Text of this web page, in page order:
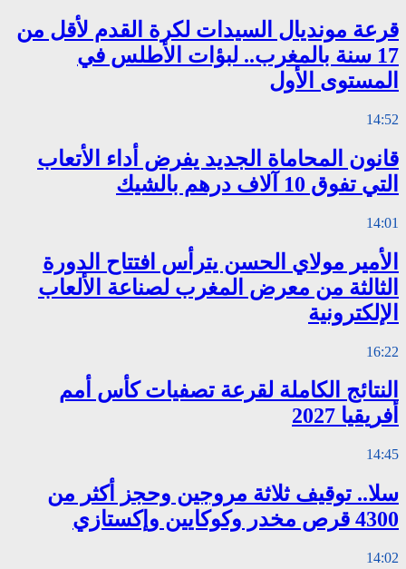
قرعة مونديال السيدات لكرة القدم لأقل من
17 سنة بالمغرب.. لبؤات الأطلس في
المستوى الأول
14:52
قانون المحاماة الجديد يفرض أداء الأتعاب
التي تفوق 10 آلاف درهم بالشيك
14:01
الأمير مولاي الحسن يترأس افتتاح الدورة
الثالثة من معرض المغرب لصناعة الألعاب
الإلكترونية
16:22
النتائج الكاملة لقرعة تصفيات كأس أمم
أفريقيا 2027
14:45
سلا.. توقيف ثلاثة مروجين وحجز أكثر من
4300 قرص مخدر وكوكايين وإكستازي
14:02